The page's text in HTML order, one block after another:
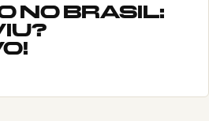
NO BRASIL: